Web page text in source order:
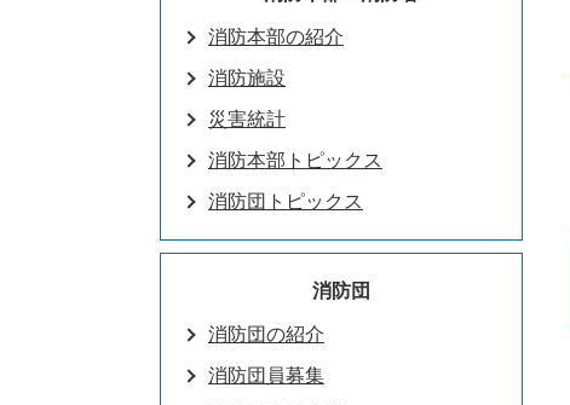
消防本部の紹介
消防施設
災害統計
消防本部トピックス
消防団トピックス
消防団
消防団の紹介
消防団員募集